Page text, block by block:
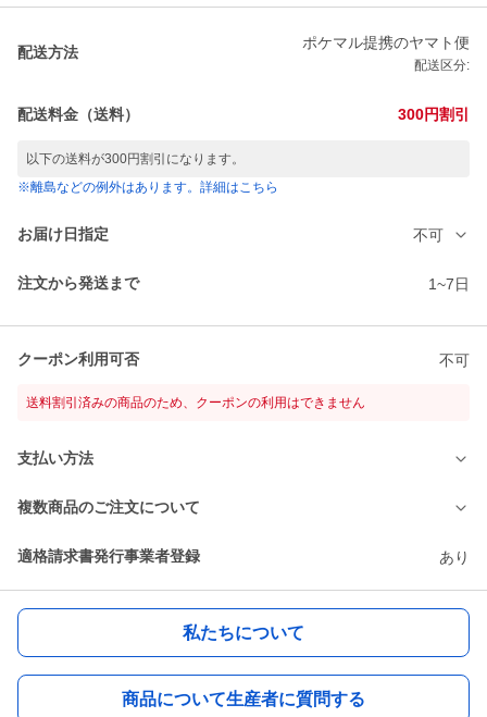
配送方法
ポケマル提携のヤマト便
配送区分:
配送料金（送料） 300円割引
以下の送料が300円割引になります。
※離島などの例外はあります。詳細はこちら
お届け日指定 不可
注文から発送まで 1~7日
クーポン利用可否 不可
送料割引済みの商品のため、クーポンの利用はできません
支払い方法
複数商品のご注文について
適格請求書発行事業者登録 あり
私たちについて
商品について生産者に質問する